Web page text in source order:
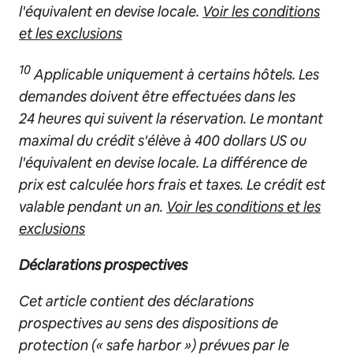
l'équivalent en devise locale. Voir les conditions
et les exclusions
10Applicable uniquement à certains hôtels. Les
demandes doivent être effectuées dans les
24 heures qui suivent la réservation. Le montant
maximal du crédit s'élève à 400 dollars US ou
l'équivalent en devise locale. La différence de
prix est calculée hors frais et taxes. Le crédit est
valable pendant un an. Voir les conditions et les
exclusions
Déclarations prospectives
Cet article contient des déclarations
prospectives au sens des dispositions de
protection (« safe harbor ») prévues par le